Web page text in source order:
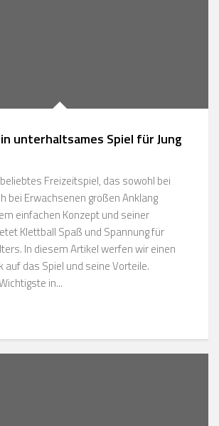
unterhaltsames Spiel für Jung
Freizeitspiel, das sowohl bei
bei Erwachsenen großen Anklang
einfachen Konzept und seiner
Klettball Spaß und Spannung für
In diesem Artikel werfen wir einen
auf das Spiel und seine Vorteile.
in...